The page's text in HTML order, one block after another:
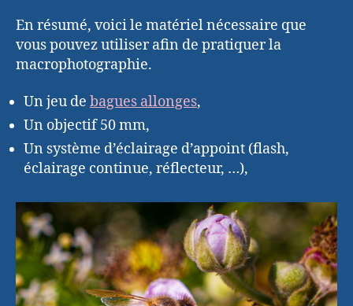
En résumé, voici le matériel nécessaire que
vous pouvez utiliser afin de pratiquer la
macrophotographie.
Un jeu de bagues allonges,
Un objectif 50 mm,
Un système d’éclairage d’appoint (flash,
éclairage continue, réflecteur, …),